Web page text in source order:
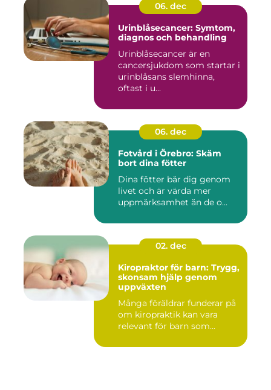
06. dec
Urinblåsecancer: Symtom,
diagnos och behandling
Urinblåsecancer är en
cancersjukdom som startar i
urinblåsans slemhinna,
oftast i u...
06. dec
Fotvård i Örebro: Skäm
bort dina fötter
Dina fötter bär dig genom
livet och är värda mer
uppmärksamhet än de o...
02. dec
Kiropraktor för barn: Trygg,
skonsam hjälp genom
uppväxten
Många föräldrar funderar på
om kiropraktik kan vara
relevant för barn som...